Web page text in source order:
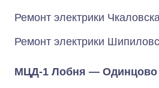
Ремонт электрики
Ремонт электрики
МЦД-1 Лобня — Одинцово